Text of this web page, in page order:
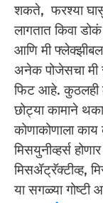
शकते, फरश्या घासु
लागतात किवा
आणि मी
अनेक पोजेसचा
फिट आहे. कुठलही
छोट्या कामाने
कोणाकोणाला
मिसयुनीव्हर्स
मिसॲट्रॅक्टीव्ह,
या सगळ्या गोष्टी